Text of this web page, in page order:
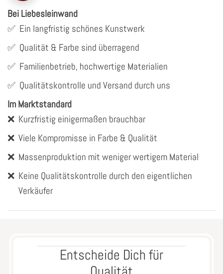
Bei Liebesleinwand
✅ Ein langfristig schönes Kunstwerk
✅ Qualität & Farbe sind überragend
✅ Familienbetrieb, hochwertige Materialien
✅ Qualitätskontrolle und Versand durch uns
Im Marktstandard
❌ Kurzfristig einigermaßen brauchbar
❌ Viele Kompromisse in Farbe & Qualität
❌ Massenproduktion mit weniger wertigem Material
❌ Keine Qualitätskontrolle durch den eigentlichen
Verkäufer
Entscheide Dich für